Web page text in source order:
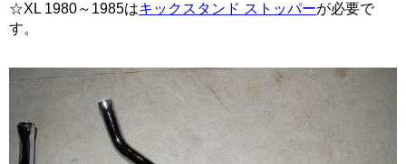
☆XL 1980～1985はキックスタンド ストッパーが必要で
す。